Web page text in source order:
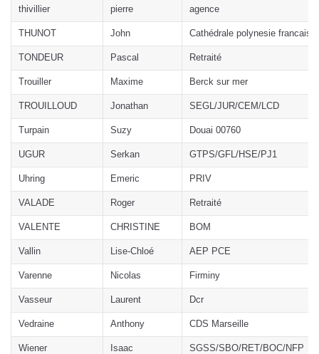
thivillier pierre agence
THUNOT John Cathédrale polynesie francaise
TONDEUR Pascal Retraité
Trouiller Maxime Berck sur mer
TROUILLOUD Jonathan SEGL/JUR/CEM/LCD
Turpain Suzy Douai 00760
UGUR Serkan GTPS/GFL/HSE/PJ1
Uhring Emeric PRIV
VALADE Roger Retraité
VALENTE CHRISTINE BOM
Vallin Lise-Chloé AEP PCE
Varenne Nicolas Firminy
Vasseur Laurent Dcr
Vedraine Anthony CDS Marseille
Wiener Isaac SGSS/SBO/RET/BOC/NFP